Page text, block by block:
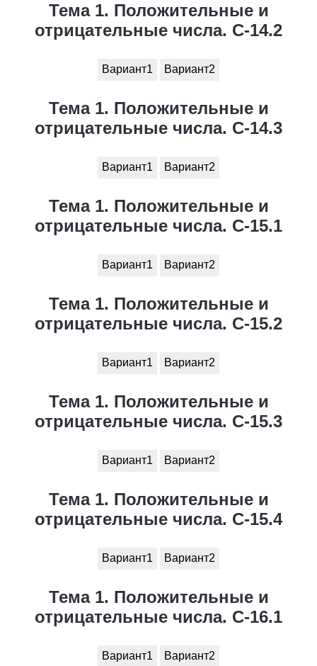
Тема 1. Положительные и
отрицательные числа. С-14.2
Вариант1 Вариант2
Тема 1. Положительные и
отрицательные числа. С-14.3
Вариант1 Вариант2
Тема 1. Положительные и
отрицательные числа. С-15.1
Вариант1 Вариант2
Тема 1. Положительные и
отрицательные числа. С-15.2
Вариант1 Вариант2
Тема 1. Положительные и
отрицательные числа. С-15.3
Вариант1 Вариант2
Тема 1. Положительные и
отрицательные числа. С-15.4
Вариант1 Вариант2
Тема 1. Положительные и
отрицательные числа. С-16.1
Вариант1 Вариант2